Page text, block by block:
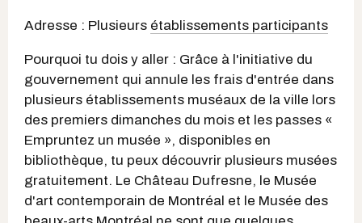
Adresse : Plusieurs établissements participants
Pourquoi tu dois y aller : Grâce à l'initiative du
gouvernement qui annule les frais d'entrée dans
plusieurs établissements muséaux de la ville lors
des premiers dimanches du mois et les passes «
Empruntez un musée », disponibles en
bibliothèque, tu peux découvrir plusieurs musées
gratuitement. Le Château Dufresne, le Musée
d'art contemporain de Montréal et le Musée des